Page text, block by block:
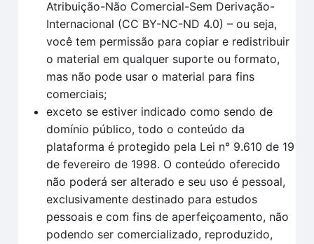
Atribuição-Não Comercial-Sem Derivação-
Internacional (CC BY-NC-ND 4.0) – ou seja,
você tem permissão para copiar e redistribuir
o material em qualquer suporte ou formato,
mas não pode usar o material para fins
comerciais;
exceto se estiver indicado como sendo de
domínio público, todo o conteúdo da
plataforma é protegido pela Lei n° 9.610 de 19
de fevereiro de 1998. O conteúdo oferecido
não poderá ser alterado e seu uso é pessoal,
exclusivamente destinado para estudos
pessoais e com fins de aperfeiçoamento, não
podendo ser comercializado, reproduzido,